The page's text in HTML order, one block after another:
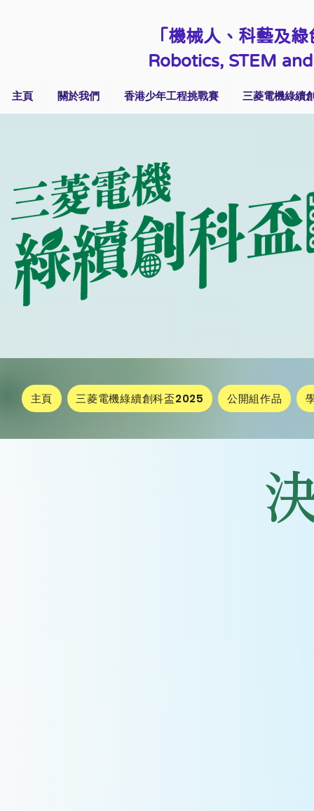
「機械人、科藝及
Robotics, STEM
主頁 關於我們 香港少年工程挑戰賽 三菱電機綠續
主頁 三菱電機綠續創科盃2025 公開組作品